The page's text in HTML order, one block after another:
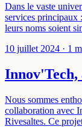
Dans le vaste
services principaux
leurs noms soient
10 juillet 2024 · 1
Innov'Tech,
Nous sommes
collaboration avec
Rivesaltes. Ce